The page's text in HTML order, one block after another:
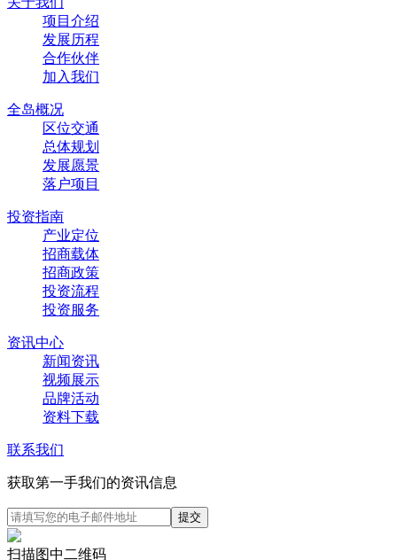
项目介绍
发展历程
合作伙伴
加入我们
全岛概况
区位交通
总体规划
发展愿景
落户项目
投资指南
产业定位
招商载体
招商政策
投资流程
投资服务
资讯中心
新闻资讯
视频展示
品牌活动
资料下载
联系我们
获取第一手我们的资讯信息
扫描图中二维码